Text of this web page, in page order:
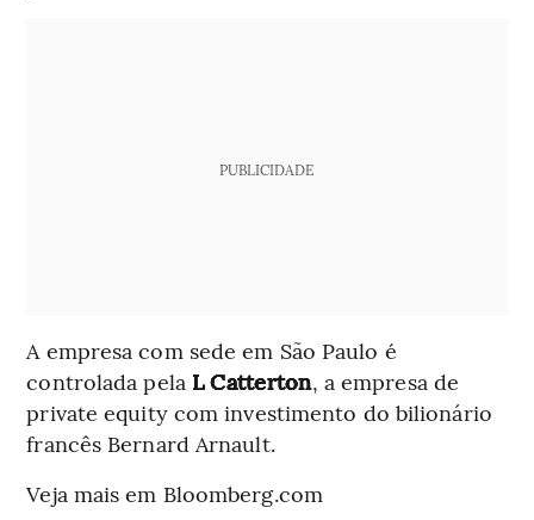
PUBLICIDADE
A empresa com sede em São Paulo é
controlada pela L Catterton, a empresa de
private equity com investimento do bilionário
francês Bernard Arnault.
Veja mais em Bloomberg.com